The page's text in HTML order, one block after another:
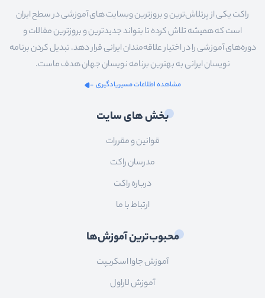
راکت یکی از پرتلاش‌ترین و بروزترین وبسایت های آموزشی در سطح ایران
است که همیشه تلاش کرده تا بتواند جدیدترین و بروزترین مقالات و
دوره‌های آموزشی را در اختیار علاقه‌مندان ایرانی قرار دهد. تبدیل کردن برنامه
نویسان ایرانی به بهترین برنامه نویسان جهان هدف ماست.
مشاهده اطلاعات مسیریادگیری
بخش های سایت
قوانین و مقررات
مدرسان راکت
درباره راکت
ارتباط با ما
محبوب‌ترین آموزش‌ها
آموزش جاوا اسکریپت
آموزش لاراول